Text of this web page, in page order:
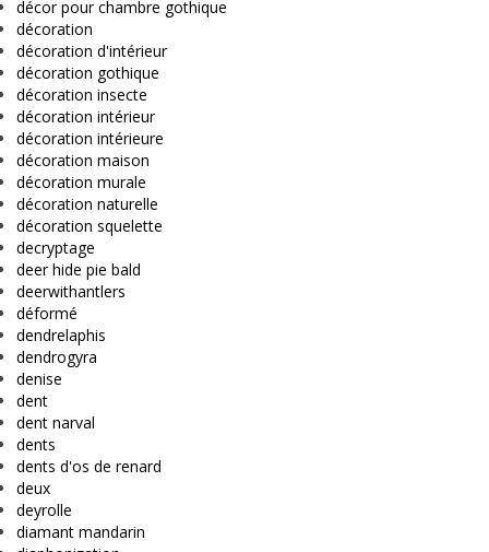
décor pour chambre gothique
décoration
décoration d'intérieur
décoration gothique
décoration insecte
décoration intérieur
décoration intérieure
décoration maison
décoration murale
décoration naturelle
décoration squelette
decryptage
deer hide pie bald
deerwithantlers
déformé
dendrelaphis
dendrogyra
denise
dent
dent narval
dents
dents d'os de renard
deux
deyrolle
diamant mandarin